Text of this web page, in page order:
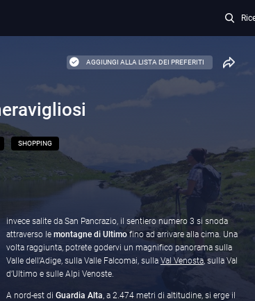
AGGIUNGI ALLA LISTA DEI PREFERITI
SHOPPING
invece salite da San Pancrazio, il sentiero numero 3 si snoda
attraverso le montagne di Ultimofino ad arrivare alla cima. Una
volta raggiunta, potrete godervi un magnifico panorama sulla
Valle dell’Adige, sulla Valle Falcomai, sulla Val Venosta, sulla Val
d’Ultimo e sulle Alpi Venoste.
A nord-est di Guardia Alta, a 2.474 metri di altitudine, si erge il